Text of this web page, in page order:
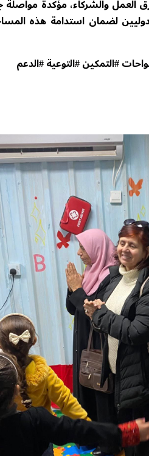
العمل والشركاء، مؤكدة
لضمان استدامة هذه
#التمكين#التوعية#الدعم